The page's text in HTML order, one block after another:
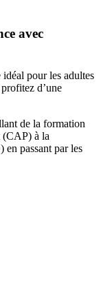
avec
pour les adultes
d’une
de la formation
(CAP) à la
passant par les
depuis chez